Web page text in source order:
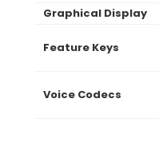
Graphical Display
Feature Keys
Voice Codecs